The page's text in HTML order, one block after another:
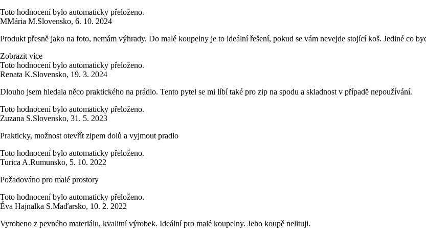
Toto hodnocení bylo automaticky přeloženo.
MMária M.Slovensko, 6. 10. 2024
Produkt přesně jako na foto, nemám výhrady. Do malé koupelny je to ideální řešení, pokud se vám nevejde stojící koš. Jediné co
Zobrazit více
Toto hodnocení bylo automaticky přeloženo.
Renata K.Slovensko, 19. 3. 2024
Dlouho jsem hledala něco praktického na prádlo. Tento pytel se mi líbí také pro zip na spodu a skladnost v případě nepoužívání.
Toto hodnocení bylo automaticky přeloženo.
Zuzana S.Slovensko, 31. 5. 2023
Prakticky, možnost otevřít zipem dolů a vyjmout pradlo
Toto hodnocení bylo automaticky přeloženo.
Turica A.Rumunsko, 5. 10. 2022
Požadováno pro malé prostory
Toto hodnocení bylo automaticky přeloženo.
Éva Hajnalka S.Maďarsko, 10. 2. 2022
Vyrobeno z pevného materiálu, kvalitní výrobek. Ideální pro malé koupelny. Jeho koupě nelituji.